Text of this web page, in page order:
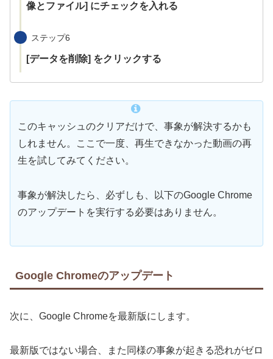
像とファイル] にチェックを入れる
ステップ6
[データを削除] をクリックする
このキャッシュのクリアだけで、事象が解決するかも
しれません。ここで一度、再生できなかった動画の再
生を試してみてください。
事象が解決したら、必ずしも、以下のGoogle Chrome
のアップデートを実行する必要はありません。
Google Chromeのアップデート
次に、Google Chromeを最新版にします。
最新版ではない場合、また同様の事象が起きる恐れがゼロ